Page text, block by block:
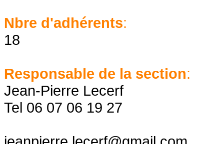
Nbre d'adhérents:
18
Responsable de la section:
Jean-Pierre Lecerf
Tel 06 07 06 19 27